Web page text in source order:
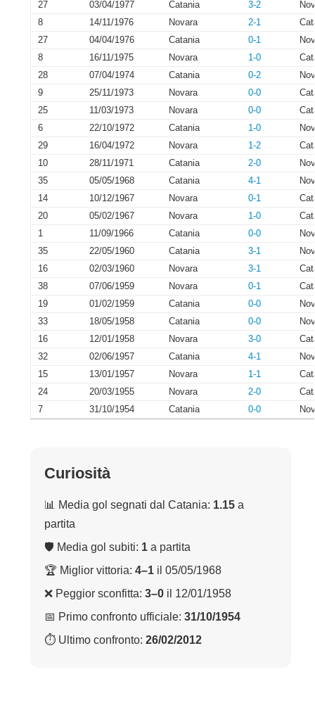
27
03/04/1977 Catania 3-2
8
14/11/1976 Novara 2-1
27
04/04/1976 Catania 0-1
8
16/11/1975 Novara 1-0
28
07/04/1974 Catania 0-2
9
25/11/1973 Novara 0-0
25
11/03/1973 Novara 0-0
6
22/10/1972 Catania 1-0
29
16/04/1972 Novara 1-2
10
28/11/1971 Catania 2-0
35
05/05/1968 Catania 4-1
14
10/12/1967 Novara 0-1
20
05/02/1967 Novara 1-0
1
11/09/1966 Catania 0-0
35
22/05/1960 Catania 3-1
16
02/03/1960 Novara 3-1
38
07/06/1959 Novara 0-1
19
01/02/1959 Catania 0-0
33
18/05/1958 Catania 0-0
16
12/01/1958 Novara 3-0
32
02/06/1957 Catania 4-1
15
13/01/1957 Novara 1-1
24
20/03/1955 Novara 2-0
7
31/10/1954 Catania 0-0
Curiosità
📊 Media gol segnati dal Catania: 1.15 a
partita
🛡 Media gol subiti: 1 a partita
🏆 Miglior vittoria: 4–1 il 05/05/1968
❌ Peggior sconfitta: 3–0 il 12/01/1958
📅 Primo confronto ufficiale: 31/10/1954
⏱ Ultimo confronto: 26/02/2012